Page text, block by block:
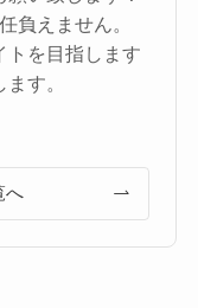
負えません。
トを目指します
す。
へ